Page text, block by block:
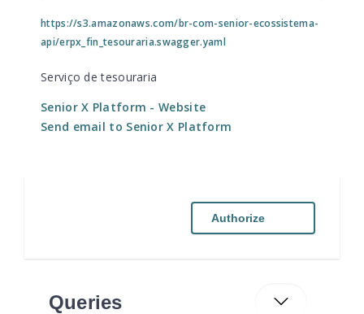
https://s3.amazonaws.com/br-com-senior-ecossistema-
api/erpx_fin_tesouraria.swagger.yaml
Serviço de tesouraria
Senior X Platform - Website
Send email to Senior X Platform
Authorize
Queries